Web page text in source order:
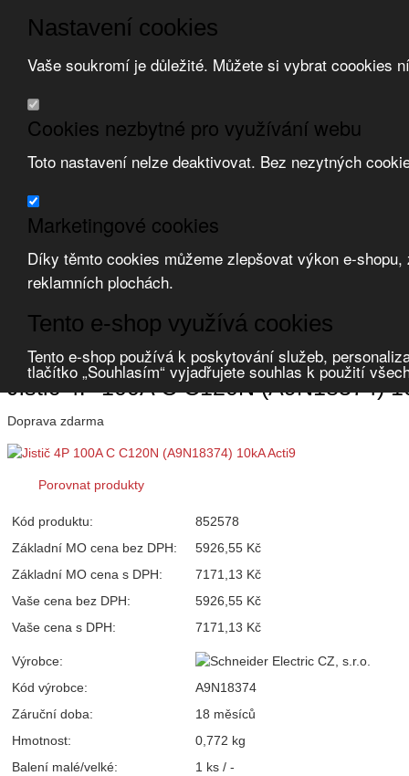
Nastavení cookies
Vaše soukromí je důležité. Můžete si vybrat coookies
Cookies nezbytné pro využívání webu
Toto nastavení nelze deaktivovat. Bez nezytných
Marketingové cookies
Díky těmto cookies můžeme zlepšovat výkon e-
reklamních plochách.
Tento e-shop využívá cookies
Tento e-shop používá k poskytování služeb,
tlačítko „Souhlasím“ vyjadřujete souhlas k použití
Přeskočit na hlavní obsah Přeskočit na doplňující obsah
Obchodní podmínky
Registrace
Zvolte měnu:
Přihlásit uživatele
Úvod Jištění a ochrana jističe modulární jističe
Jistič 4P 100A C C120N (A9N18374)
Doprava zdarma
Porovnat produkty
Kód produktu:
852578
Základní MO cena bez DPH:
5926,55 Kč
Základní MO cena s DPH:
7171,13 Kč
Vaše cena bez DPH:
5926,55 Kč
Vaše cena s DPH:
7171,13 Kč
Výrobce:
Kód výrobce:
A9N18374
Záruční doba:
18 měsíců
Hmotnost:
0,772 kg
Balení malé/velké:
1 ks / -